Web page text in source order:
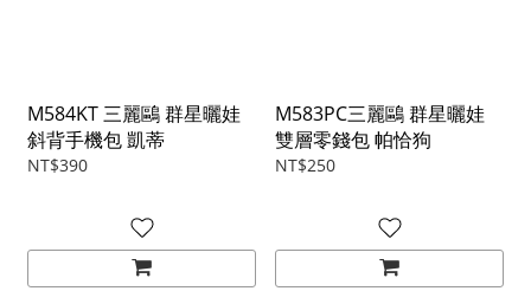
M584KT 三麗鷗 群星曬娃
斜背手機包 凱蒂
NT$390
M583PC三麗鷗 群星曬娃
雙層零錢包 帕恰狗
NT$250